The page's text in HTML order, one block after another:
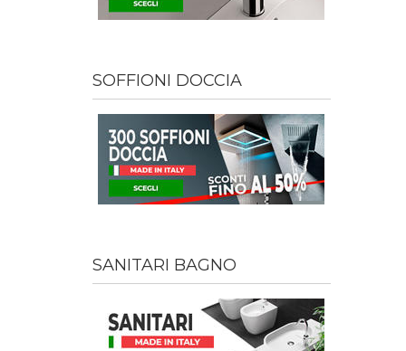
SOFFIONI DOCCIA
SANITARI BAGNO